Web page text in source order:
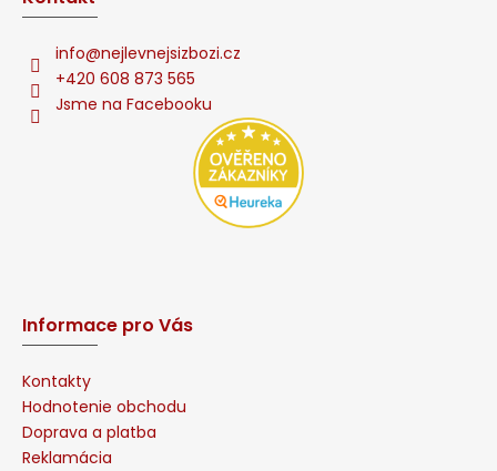
HĽADAŤ
ú
č
a
m
e
info@nejlevnejsizbozi.cz
+420 608 873 565
Jsme na Facebooku
Informace pro Vás
Kontakty
Hodnotenie obchodu
Doprava a platba
Reklamácia